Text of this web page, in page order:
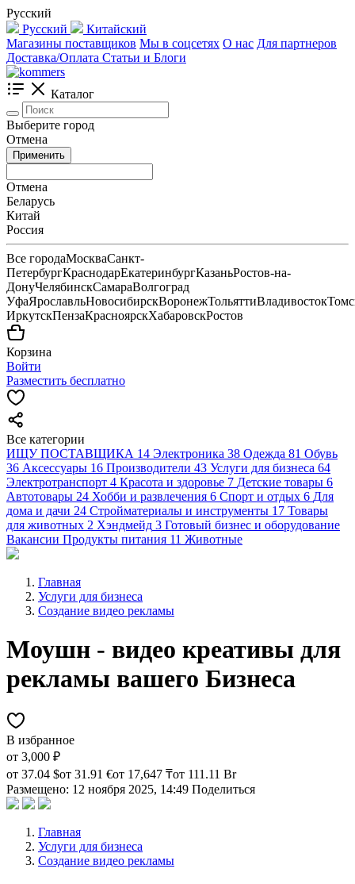
Русский
Русский
Китайский
Магазины поставщиков Мы в соцсетях О нас Для партнеров
Доставка/Оплата Статьи и Блоги
Каталог
Выберите город
Отмена
Применить
Отмена
Беларусь
Китай
Россия
Все городаМоскваСанкт-
ПетербургКраснодарЕкатеринбургКазаньРостов-на-
ДонуЧелябинскСамараВолгоград
УфаЯрославльНовосибирскВоронежТольяттиВладивосток
ИркутскПензаКрасноярскХабаровскРостов
Корзина
Войти
Разместить бесплатно
Все категории
ИЩУ ПОСТАВЩИКА 14 Электроника 38 Одежда 81 Обувь
36 Аксессуары 16 Производители 43 Услуги для бизнеса 64
Электротранспорт 4 Красота и здоровье 7 Детские товары 6
Автотовары 24 Хобби и развлечения 6 Спорт и отдых 6 Для
дома и дачи 24 Стройматериалы и инструменты 17 Товары
для животных 2 Хэндмейд 3 Готовый бизнес и оборудование
Вакансии Продукты питания 11 Животные
Главная
Услуги для бизнеса
Создание видео рекламы
Моушн - видео креативы для
рекламы вашего Бизнеса
В избранное
от 3,000 ₽
от 37.04 $от 31.91 €от 17,647 ₸от 111.11 Br
Размещено: 12 ноября 2025, 14:49 Поделиться
Главная
Услуги для бизнеса
Создание видео рекламы